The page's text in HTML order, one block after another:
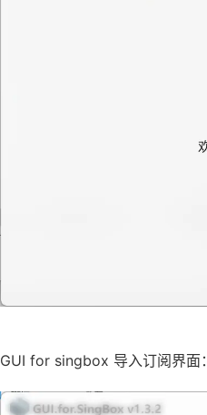
GUI for singbox 导入订阅界面：